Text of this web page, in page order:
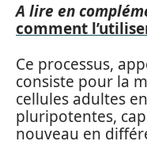
A lire en
comment
Ce processus,
consiste pour la
cellules adultes
pluripotentes,
nouveau en